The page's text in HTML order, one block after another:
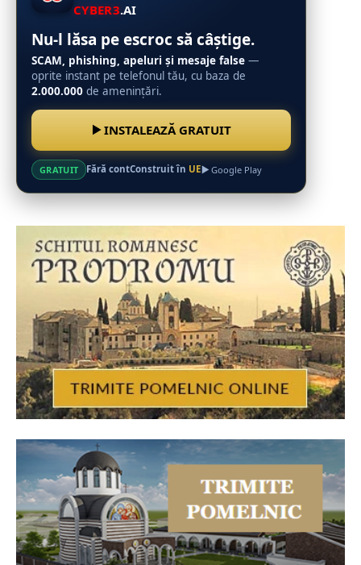
CYBER3.AI
Nu-l lăsa pe escroc să câștige.
SCAM, phishing, apeluri și mesaje false —
oprite instant pe telefonul tău, cu baza de
2.000.000 de amenințări.
INSTALEAZĂ GRATUIT
GRATUIT Fără contConstruit în UE Google Play